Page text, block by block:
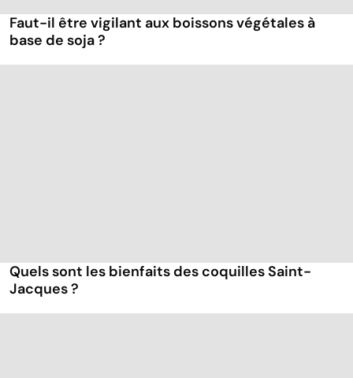
Faut-il être vigilant aux boissons végétales à
base de soja ?
Quels sont les bienfaits des coquilles Saint-
Jacques ?